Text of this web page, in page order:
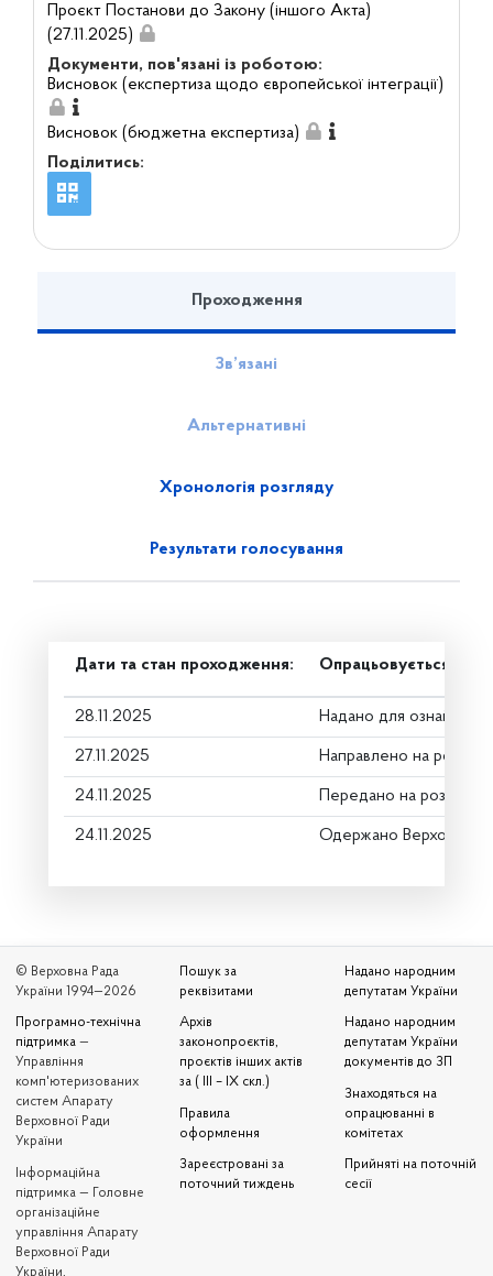
Проєкт Постанови до Закону (іншого Акта)
(27.11.2025)
Документи, пов'язані із роботою:
Висновок (експертиза щодо європейської інтеграції)
Висновок (бюджетна експертиза)
Поділитись:
Проходження
Зв’язані
Альтернативні
Хронологія розгляду
Результати голосування
Дати та стан проходження: Опрацьовується в
28.11.2025 Надано для
27.11.2025 Направлено на
24.11.2025 Передано на розгляд
24.11.2025 Одержано Верховною
© Верховна Рада
України 1994—2026
Програмно-технічна
підтримка —
Управління
комп'ютеризованих
систем Апарату
Верховної Ради
України
Iнформаційна
підтримка — Головне
організаційне
управління Апарату
Верховної Ради
України,
Пошук за
реквізитами
Архів
законопроєктів,
проєктів інших актів
за ( III – IX скл.)
Правила
оформлення
Зареєстровані за
поточний тиждень
Надано народним
депутатам України
Надано народним
депутатам України
документів до ЗП
Знаходяться на
опрацюванні в
комітетах
Прийняті на поточній
сесії